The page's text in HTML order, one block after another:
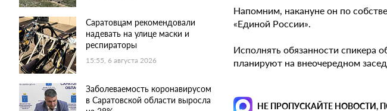
Саратовцам рекомендовали
надевать на улице маски и
респираторы
15:55, 6 августа 2026
Заболеваемость коронавирусом
в Саратовской области выросла
Напомним, накануне он по
«Единой России».
Исполнять обязанности спикера
планируют на внеочередном
НЕ ПРОПУСКАЙТЕ НОВОСТИ,